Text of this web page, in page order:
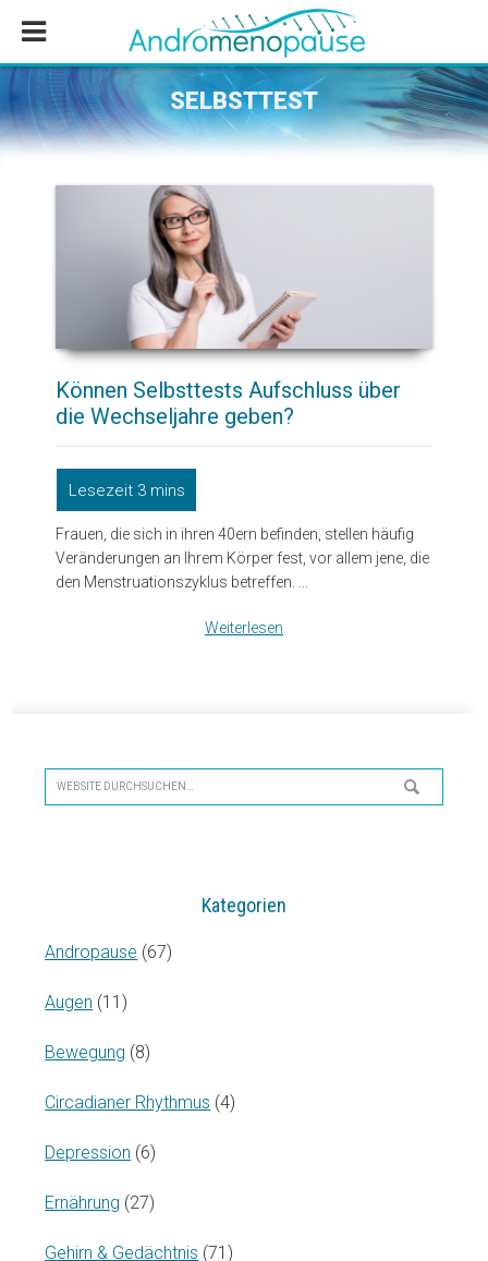
Inhalt
springen
Seitenspalte
springen
Fußzeile
springen
SELBSTTEST
Können Selbsttests Aufschluss über
die Wechseljahre geben?
Frauen, die sich in ihren 40ern befinden, stellen häufig
Veränderungen an Ihrem Körper fest, vor allem jene, die
den Menstruationszyklus betreffen. ...
Weiterlesen
Website
durchsuchen…
Kategorien
Andropause (67)
Augen (11)
Bewegung (8)
Circadianer Rhythmus (4)
Depression (6)
Ernährung (27)
Gehirn & Gedächtnis (71)